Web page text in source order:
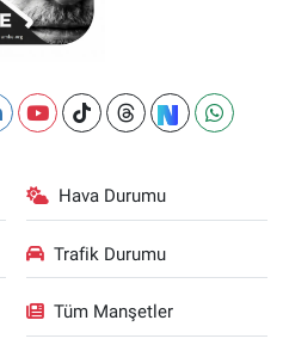
Hava Durumu
Trafik Durumu
Tüm Manşetler